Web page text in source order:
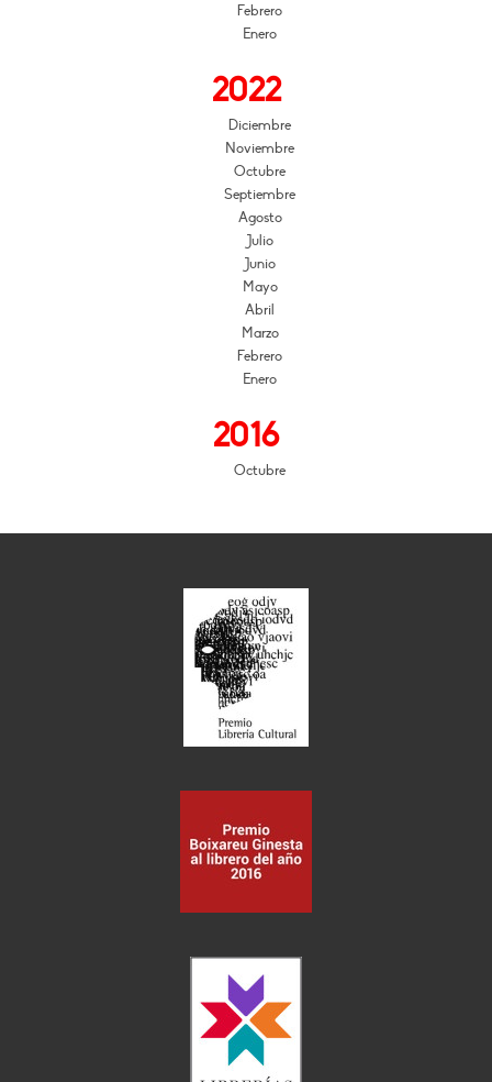
Febrero
Enero
2022
Diciembre
Noviembre
Octubre
Septiembre
Agosto
Julio
Junio
Mayo
Abril
Marzo
Febrero
Enero
2016
Octubre